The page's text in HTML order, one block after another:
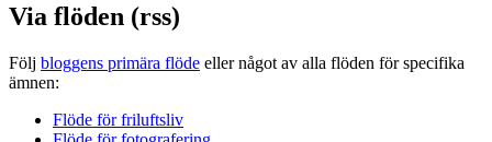
Via flöden (rss)
Följ bloggens primära flöde eller något av alla flöden för specifika
ämnen:
Flöde för friluftsliv